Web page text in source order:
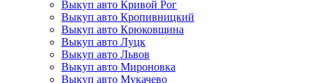
Выкуп авто Кривой Рог
Выкуп авто Кропивницкий
Выкуп авто Крюковщина
Выкуп авто Луцк
Выкуп авто Львов
Выкуп авто Мироновка
Выкуп авто Мукачево